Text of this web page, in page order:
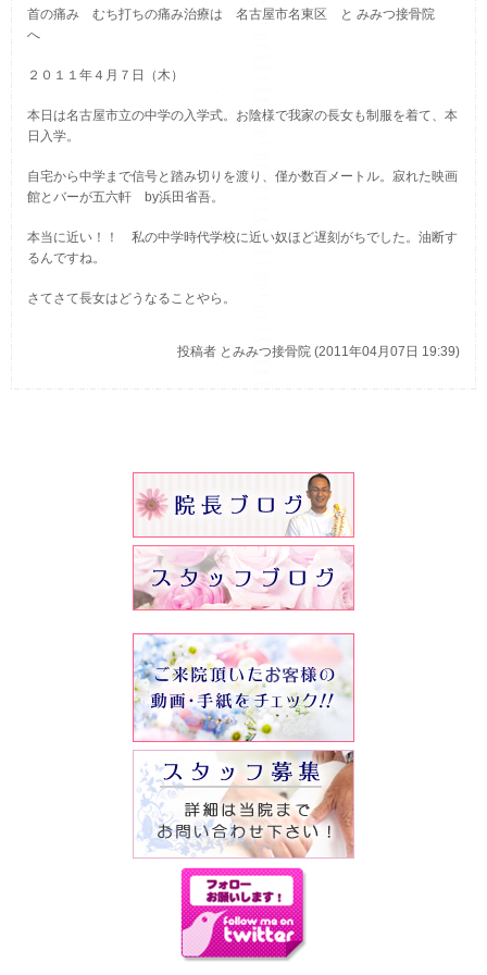
首の痛み むち打ちの痛み治療は 名古屋市名東区 と みみつ接骨院
へ
２０１１年４月７日（ 木 ）
本日は名古屋市立の中学の入学式。お陰様で我家の長女も制服を着て、本
日入学。
自宅から中学まで信号と踏み切りを渡り、僅か数百メートル。寂れた映画
館とバーが五六軒 by浜田省吾。
本当に近い！！ 私の中学時代学校に近い奴ほど遅刻がちでした。油断す
るんですね。
さてさて長女はどうなることやら。
投稿者 とみみつ接骨院 (2011年04月07日 19:39)